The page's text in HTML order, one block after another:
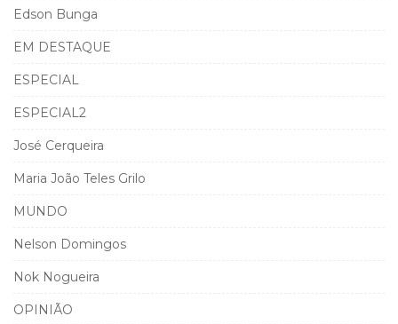
Edson Bunga
EM DESTAQUE
ESPECIAL
ESPECIAL2
José Cerqueira
Maria João Teles Grilo
MUNDO
Nelson Domingos
Nok Nogueira
OPINIÃO